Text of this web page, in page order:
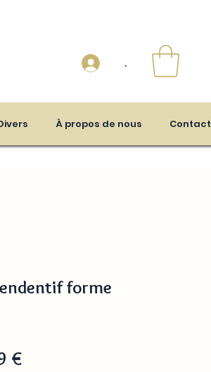
.
À propos de nous Contact
forme
€Prix